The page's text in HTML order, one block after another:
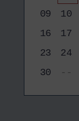
09
10
16
17
23
24
30
--